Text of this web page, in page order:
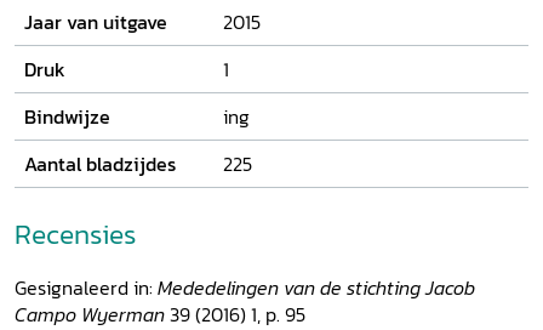
rijkdom brachten.
Jaar van uitgave
2015
Druk
1
Bindwijze
ing
Aantal bladzijdes
225
Recensies
Gesignaleerd in: Mededelingen van de stichting Jacob
Campo Wyerman39 (2016) 1, p. 95